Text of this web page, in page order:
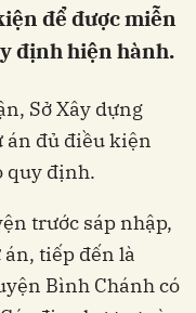
để được miễn
định hiện hành.
Sở Xây dựng
án đủ điều kiện
quy định.
trước sáp nhập,
tiếp đến là
Bình Chánh có